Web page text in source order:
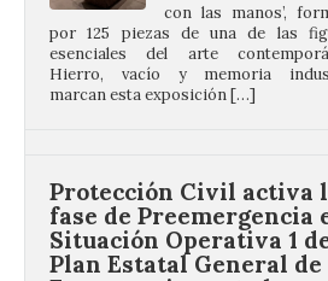
marcan esta exposición […]
Protección Civil activa la
Plan Estatal General de
Emergencias ante los
riesgos potenciales
asociados al eclipse